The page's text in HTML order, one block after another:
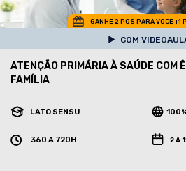
GANHE 2 POS PARA VOCE +1
COM
ATENÇÃO PRIMÁRIA À SAÚDE COM
FAMÍLIA
LATO SENSU
360 A 720H 2 A